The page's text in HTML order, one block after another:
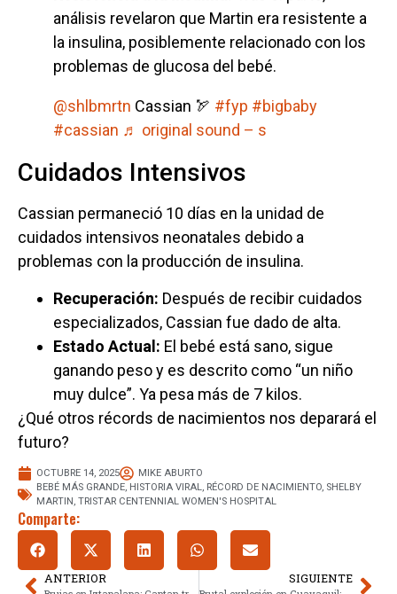
análisis revelaron que Martin era resistente a
la insulina, posiblemente relacionado con los
problemas de glucosa del bebé.
@shlbmrtn Cassian 🏹 #fyp #bigbaby
#cassian ♬ original sound – s
Cuidados Intensivos
Cassian permaneció 10 días en la unidad de
cuidados intensivos neonatales debido a
problemas con la producción de insulina.
Recuperación: Después de recibir cuidados
especializados, Cassian fue dado de alta.
Estado Actual: El bebé está sano, sigue
ganando peso y es descrito como “un niño
muy dulce”. Ya pesa más de 7 kilos.
¿Qué otros récords de nacimientos nos deparará el
futuro?
OCTUBRE 14, 2025
MIKE ABURTO
BEBÉ MÁS GRANDE, HISTORIA VIRAL, RÉCORD DE NACIMIENTO, SHELBY
MARTIN , TRISTAR CENTENNIAL WOMEN'S HOSPITAL
Comparte:
ANTERIOR SIGUIENTE